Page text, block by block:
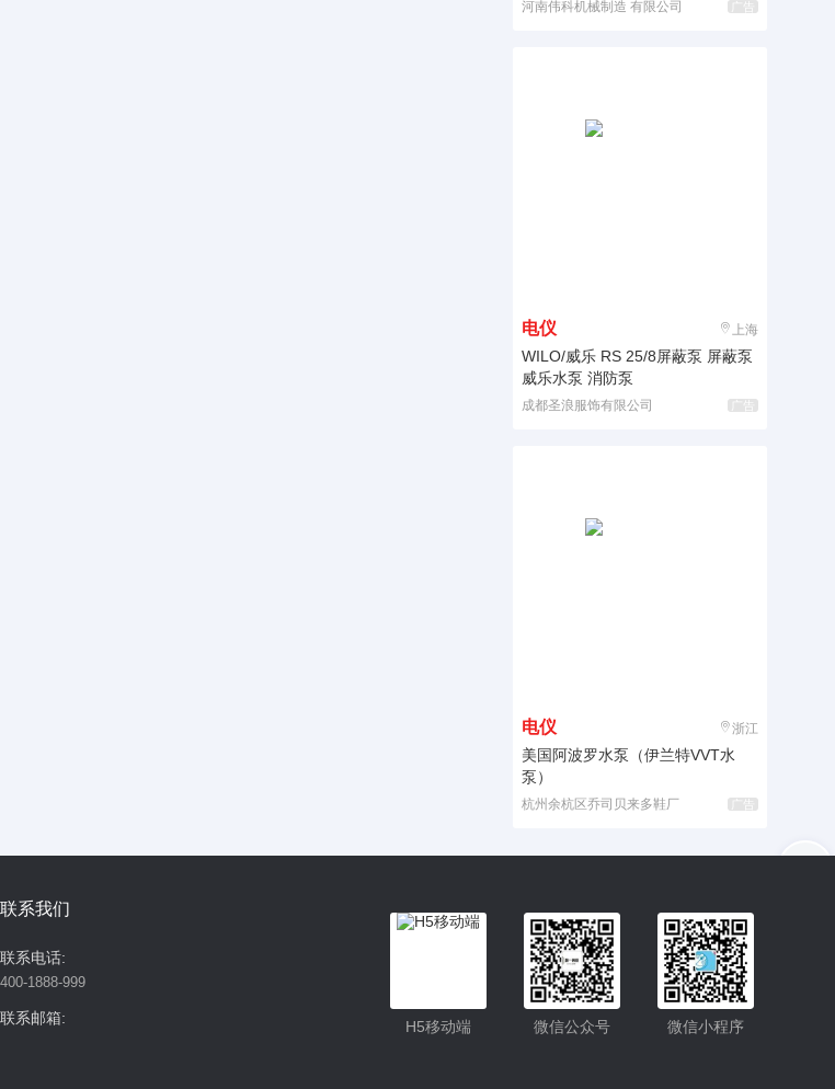
河南伟科机械制造 有限公司 广告
电仪 上海
WILO/威乐 RS 25/8屏蔽泵 屏蔽泵
威乐水泵 消防泵
成都圣浪服饰有限公司 广告
电仪 浙江
美国阿波罗水泵（伊兰特VVT水
泵）
杭州余杭区乔司贝来多鞋厂 广告
联系我们
联系电话:
400-1888-999
联系邮箱: 微信小程序
微信公众号
H5移动端
小程序更便捷的查找产品